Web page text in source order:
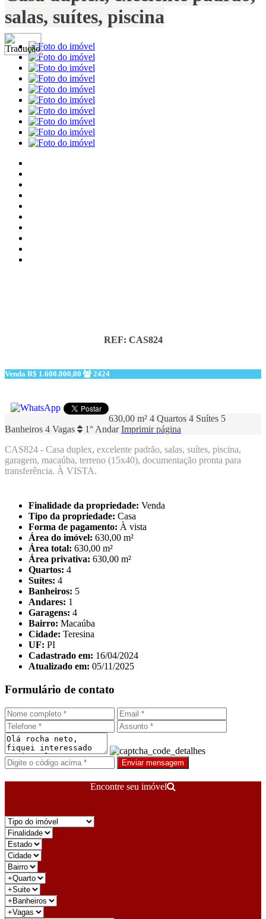
salas, suítes, piscina
REF: CAS824
Venda R$ 1.600.000,00 2424
630,00 m² 4 Quartos 4 Suítes 5
Banheiros 4 Vagas 1° Andar Imprimir página
CAS824 - Casa duplex, excelente padrão, salas, suítes, piscina,
garagem, macaúba, terreno (15x40), documentação pronta para
transferência. À VISTA.
Finalidade da propriedade: Venda
Tipo da propriedade: Casa
Forma de pagamento: À vista
Área do imóvel: 630,00 m²
Área total: 630,00 m²
Área privativa: 630,00 m²
Quartos: 4
Suítes: 4
Banheiros: 5
Andares: 1
Garagens: 4
Bairro: Macaúba
Cidade: Teresina
UF: PI
Cadastrado em: 16/04/2024
Atualizado em: 05/11/2025
Formulário de contato
Enviar mensagem
Encontre seu imóvel